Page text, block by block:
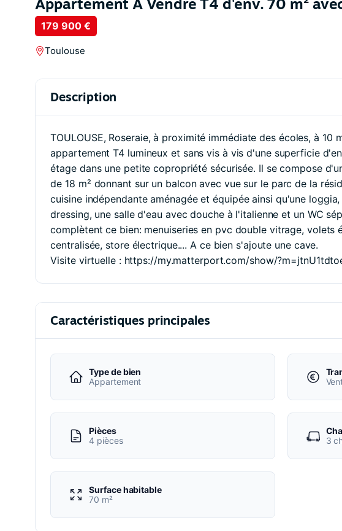
179 900 €
Toulouse
Description
TOULOUSE, Roseraie, à proximité immédiate des écoles, à
appartement T4 lumineux et sans vis à vis d'une superficie
étage dans une petite copropriété sécurisée. Il se compose
de 18 m² donnant sur un balcon avec vue sur le parc de la
cuisine indépendante aménagée et équipée ainsi qu'une
dressing, une salle d'eau avec douche à l'italienne et un WC
complètent ce bien: menuiseries en pvc double vitrage, volets
centralisée, store électrique.... A ce bien s'ajoute une cave.
Visite virtuelle : https://my.matterport.com/show/
Caractéristiques principales
Type de bien
Appartement
Pièces
4 pièces
3
Surface habitable
70 m²